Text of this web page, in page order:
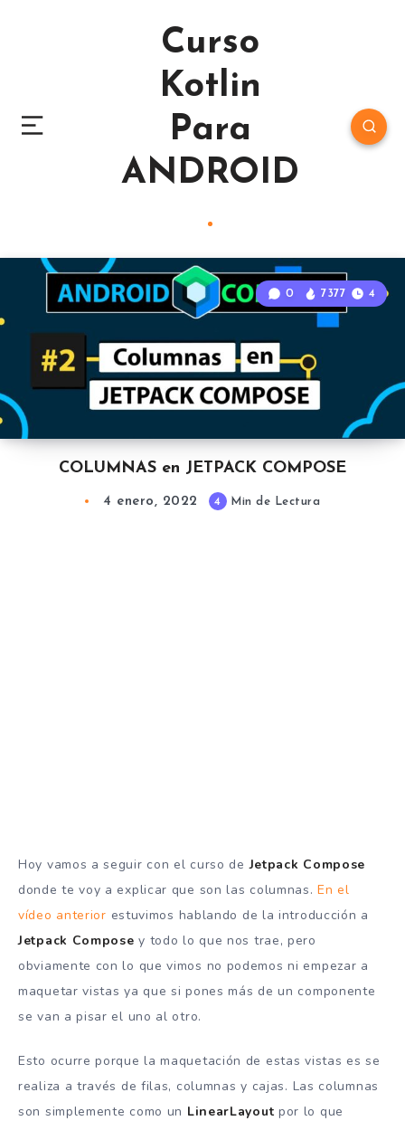
Curso
Kotlin
Para
ANDROID
0 7377 4
COLUMNAS en JETPACK COMPOSE
4 enero, 2022 4 Min de Lectura
Hoy vamos a seguir con el curso deJetpack Compose
donde te voy a explicar que son las columnas.En el
vídeo anterior estuvimos hablando de la introducción a
Jetpack Composey todo lo que nos trae, pero
obviamente con lo que vimos no podemos ni empezar a
maquetar vistas ya que si pones más de un componente
se van a pisar el uno al otro.
Esto ocurre porque la maquetación de estas vistas es se
realiza a través de filas, columnas y cajas. Las columnas
son simplemente como un LinearLayout por lo que